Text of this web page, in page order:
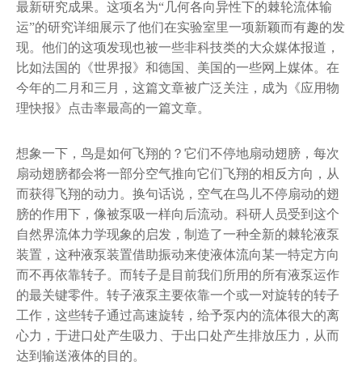
联系方式
支持我们
最新研究成果。这项名为“几何各向异性下的棘轮流体输
运”的研究详细展示了他们在实验室里一项新颖而有趣的发
现。他们的这项发现也被一些非科技类的大众媒体报道，
比如法国的《世界报》和德国、美国的一些网上媒体。在
今年的二月和三月，这篇文章被广泛关注，成为《应用物
理快报》点击率最高的一篇文章。
想象一下，鸟是如何飞翔的？它们不停地扇动翅膀，每次
扇动翅膀都会将一部分空气推向它们飞翔的相反方向，从
而获得飞翔的动力。换句话说，空气在鸟儿不停扇动的翅
膀的作用下，像被泵吸一样向后流动。科研人员受到这个
自然界流体力学现象的启发，制造了一种全新的棘轮液泵
装置，这种液泵装置借助振动来使液体流向某一特定方向
而不再依靠转子。而转子是目前我们所用的所有液泵运作
的最关键零件。转子液泵主要依靠一个或一对旋转的转子
工作，这些转子通过高速旋转，给予泵内的流体很大的离
心力，于进口处产生吸力、于出口处产生排放压力，从而
达到输送液体的目的。